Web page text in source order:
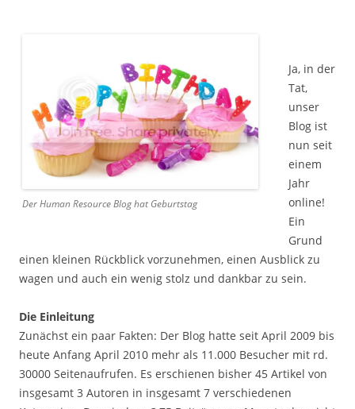
Der Human Resource Blog hat Geburtstag
Ja, in der
Tat,
unser
Blog ist
nun seit
einem
Jahr
online!
Ein
Grund
einen kleinen Rückblick vorzunehmen, einen Ausblick zu
wagen und auch ein wenig stolz und dankbar zu sein.
Die Einleitung
Zunächst ein paar Fakten: Der Blog hatte seit April 2009 bis
heute Anfang April 2010 mehr als 11.000 Besucher mit rd.
30000 Seitenaufrufen. Es erschienen bisher 45 Artikel von
insgesamt 3 Autoren in insgesamt 7 verschiedenen